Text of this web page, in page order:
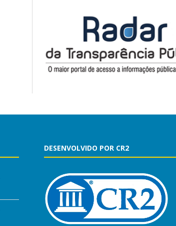
DESENVOLVIDO POR CR2